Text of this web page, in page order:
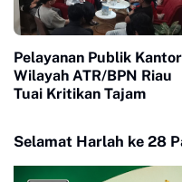
Pelayanan Publik Kantor
Wilayah ATR/BPN Riau
Tuai Kritikan Tajam
Selamat Harlah ke 28